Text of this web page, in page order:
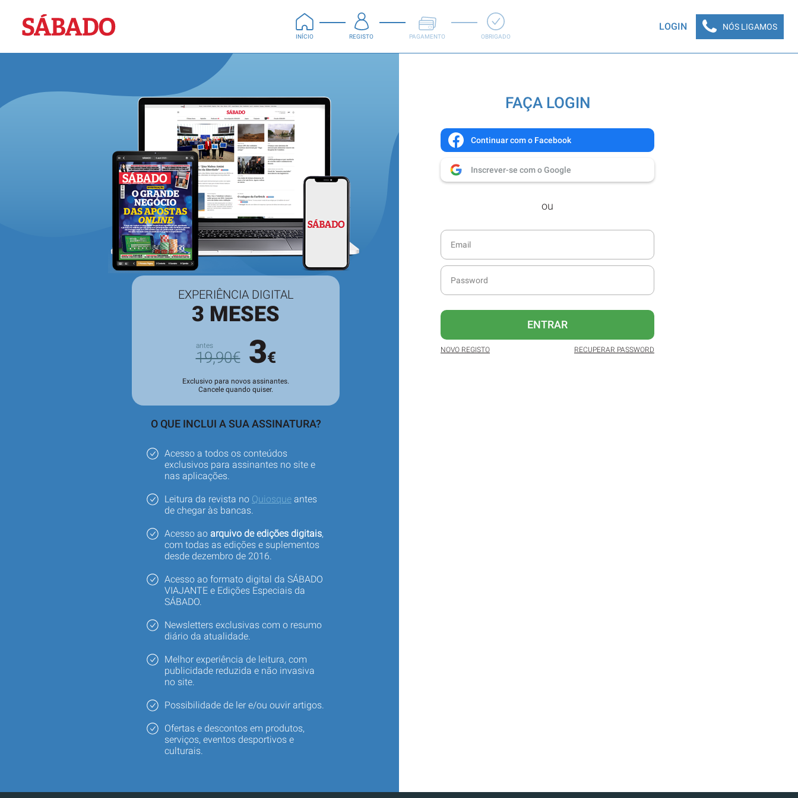
Sábado
INÍCIO REGISTO PAGAMENTO OBRIGADO
LOGIN NÓS LIGAMOS
EXPERIÊNCIA DIGITAL
3 MESES
19,90€ 3€
Exclusivo para novos assinantes.
Cancele quando quiser.
O QUE INCLUI A SUA ASSINATURA?
Acesso a todos os conteúdos
exclusivos para assinantes no site e
nas aplicações.
Leitura da revista no Quiosque antes
de chegar às bancas.
Acesso ao arquivo de edições digitais,
com todas as edições e suplementos
desde dezembro de 2016.
Acesso ao formato digital da SÁBADO
VIAJANTE e Edições Especiais da
SÁBADO.
Newsletters exclusivas com o resumo
diário da atualidade.
Melhor experiência de leitura, com
publicidade reduzida e não invasiva
no site.
Possibilidade de ler e/ou ouvir artigos.
Ofertas e descontos em produtos,
serviços, eventos desportivos e
culturais.
FAÇA LOGIN
Continuar com o Facebook
Inscrever-se com o Google
ou
ENTRAR
NOVO REGISTO RECUPERAR PASSWORD